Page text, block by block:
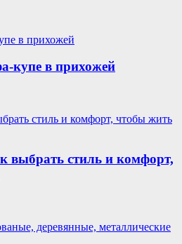
купе в прихожей
выбрать стиль и комфорт,